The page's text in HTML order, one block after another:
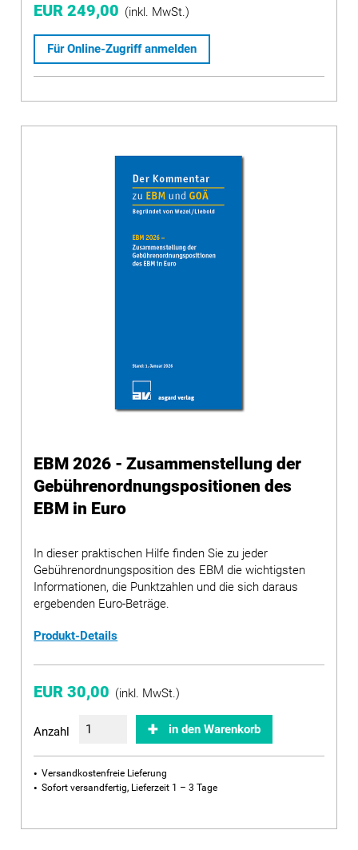
EUR 249,00 (inkl. MwSt.)
Für Online-Zugriff anmelden
EBM 2026 - Zusammenstellung der
Gebührenordnungspositionen des
EBM in Euro
In dieser praktischen Hilfe finden Sie zu jeder
Gebührenordnungsposition des EBM die wichtigsten
Informationen, die Punktzahlen und die sich daraus
ergebenden Euro-Beträge.
Produkt-Details
EUR 30,00 (inkl. MwSt.)
Anzahl in den Warenkorb
Versandkostenfreie Lieferung
Sofort versandfertig, Lieferzeit 1 – 3 Tage